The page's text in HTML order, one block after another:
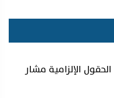
الحقول الإلزامية مشار